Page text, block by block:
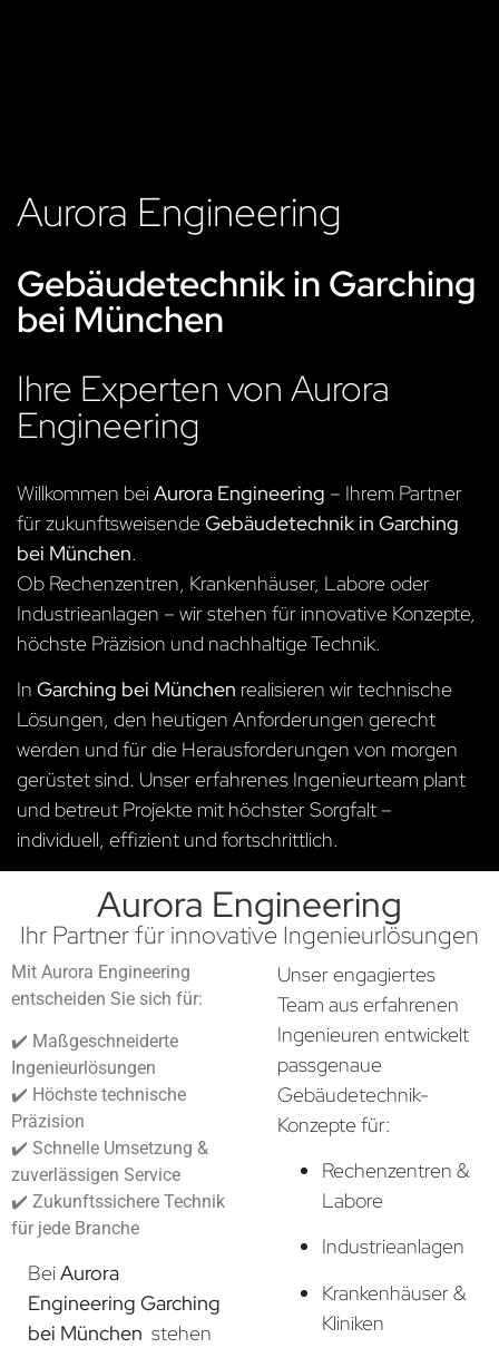
Aurora Engineering
Gebäudetechnik in Garching
bei München
Ihre Experten von Aurora
Engineering
Willkommen beiAurora Engineering – Ihrem Partner
für zukunftsweisendeGebäudetechnik in Garching
bei München.
Ob Rechenzentren, Krankenhäuser, Labore oder
Industrieanlagen – wir stehen für innovative Konzepte,
höchste Präzision und nachhaltige Technik.
In Garching bei München realisieren wir technische
Lösungen, den heutigen Anforderungen gerecht
werden und für die Herausforderungen von morgen
gerüstet sind. Unser erfahrenes Ingenieurteam plant
und betreut Projekte mit höchster Sorgfalt –
individuell, effizient und fortschrittlich.
Aurora Engineering
Ihr Partner für innovative Ingenieurlösungen
Mit Aurora Engineering
entscheiden Sie sich für:
✔️ Maßgeschneiderte
Ingenieurlösungen
✔️ Höchste technische
Präzision
✔️ Schnelle Umsetzung &
zuverlässigen Service
✔️ Zukunftssichere Technik
für jede Branche
BeiAurora
Engineering Garching
bei München stehen
Unser engagiertes
Team aus erfahrenen
Ingenieuren entwickelt
passgenaue
Gebäudetechnik-
Konzepte für:
Rechenzentren &
Labore
Industrieanlagen
Krankenhäuser &
Kliniken